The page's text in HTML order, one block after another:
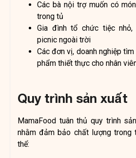
Các bà nội trợ muốn có
trong tủ
Gia đình tổ chức tiệc
picnic ngoài trời
Các đơn vị, doanh nghiệp
phẩm thiết thực cho nhân
Quy trình sản xuất
MamaFood tuân thủ quy trình
nhằm đảm bảo chất lượng trong
thể: